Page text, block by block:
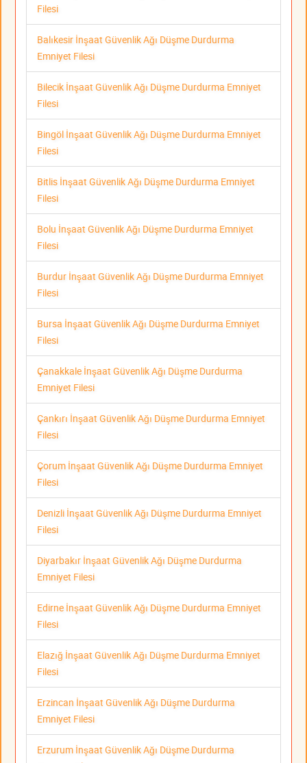
Filesi
Balıkesir İnşaat Güvenlik Ağı Düşme Durdurma
Emniyet Filesi
Bilecik İnşaat Güvenlik Ağı Düşme Durdurma Emniyet
Filesi
Bingöl İnşaat Güvenlik Ağı Düşme Durdurma Emniyet
Filesi
Bitlis İnşaat Güvenlik Ağı Düşme Durdurma Emniyet
Filesi
Bolu İnşaat Güvenlik Ağı Düşme Durdurma Emniyet
Filesi
Burdur İnşaat Güvenlik Ağı Düşme Durdurma Emniyet
Filesi
Bursa İnşaat Güvenlik Ağı Düşme Durdurma Emniyet
Filesi
Çanakkale İnşaat Güvenlik Ağı Düşme Durdurma
Emniyet Filesi
Çankırı İnşaat Güvenlik Ağı Düşme Durdurma Emniyet
Filesi
Çorum İnşaat Güvenlik Ağı Düşme Durdurma Emniyet
Filesi
Denizli İnşaat Güvenlik Ağı Düşme Durdurma Emniyet
Filesi
Diyarbakır İnşaat Güvenlik Ağı Düşme Durdurma
Emniyet Filesi
Edirne İnşaat Güvenlik Ağı Düşme Durdurma Emniyet
Filesi
Elazığ İnşaat Güvenlik Ağı Düşme Durdurma Emniyet
Filesi
Erzincan İnşaat Güvenlik Ağı Düşme Durdurma
Emniyet Filesi
Erzurum İnşaat Güvenlik Ağı Düşme Durdurma